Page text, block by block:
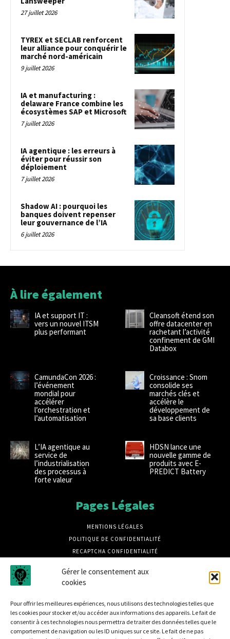
Gérer le consentement aux
cookies
Pour offrir les meilleures expériences, nous utilisons des technologies telles que
les cookies pour stocker et/ou accéder aux informations des appareils. Le fait de
consentir à ces technologies nous permettra de traiter des données telles que le
comportement de navigation ou les ID uniques sur ce site. Le fait de ne pas
27 juillet 2026
TYREX et SECLAB renforcent
leur alliance pour conquérir le
marché nord-américain
9 juillet 2026
IA et manufacturing :
delaware France combine les
écosystèmes SAP et Microsoft
7 juillet 2026
IA agentique : les erreurs à
éviter pour réussir son
déploiement
7 juillet 2026
Shadow AI : pourquoi les
banques doivent repenser
leur gouvernance de l’IA
6 juillet 2026
À lire également
IA et support IT :
vers un nouvel ITSM
plus performant
Cleansoft étend son
offre datacenter en
rachetant l’activité
confinement de GMI
Databox
CamundaCon 2026 :
l’événement
mondial pour
accélérer
l’orchestration et
l’automatisation
Croissance : Snom
consolide ses
marchés clés et
accélère le
développement de
sa base clients
L’IA agentique au
service de
l’industrialisation
des processus à
forte valeur
HDSN lance une
nouvelle gamme de
produits avec E-
PREDICT Battery
Pages Légales
MENTIONS LÉGALES
POLITIQUE DE CONFIDENTIALITÉ
RECAPTCHA CONFIDENTIALITÉ
CRÉDITS PHOTOS MAGNIFIC